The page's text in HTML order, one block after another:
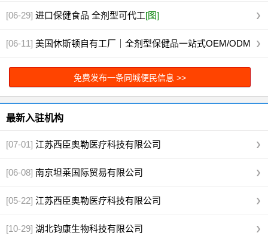
[06-29] 进口保健食品 全剂型可代工[图]
[06-11] 美国休斯顿自有工厂｜全剂型保健品一站式OEM/ODM
代工[图]
免费发布一条同城便民信息 >>
最新入驻机构
[07-01] 江苏西臣奥勒医疗科技有限公司
[06-08] 南京坦莱国际贸易有限公司
[05-22] 江苏西臣奥勒医疗科技有限公司
[10-29] 湖北钧康生物科技有限公司